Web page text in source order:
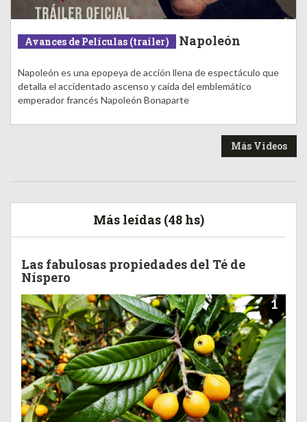
Avances de Películas (trailer) Napoleón
Napoleón es una epopeya de acción llena de espectáculo que
detalla el accidentado ascenso y caída del emblemático
emperador francés Napoleón Bonaparte
Más Videos
Más leídas (48 hs)
Las fabulosas propiedades del Té de
Níspero
1